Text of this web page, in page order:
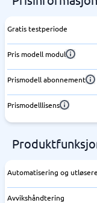
Gratis testperiode
Pris modell modul
Prismodell abonnement
Prismodelllisens
Automatisering og utløsere
Avvikshåndtering